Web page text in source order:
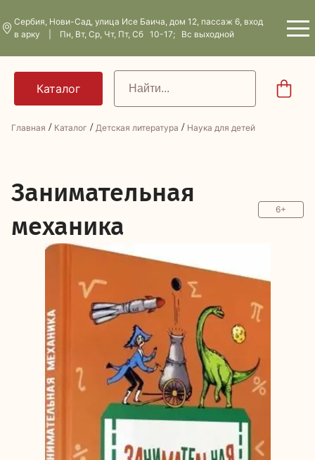
Сербия, Нови-Сад, улица Исе Баича, дом 12, пассаж 6, вход
в арку | Пн, Вт, Ср, Чт, Пт, Сб 10-17; Вс выходной
Главная / Каталог / Детская литература / Наука для детей
Занимательная
механика
6+